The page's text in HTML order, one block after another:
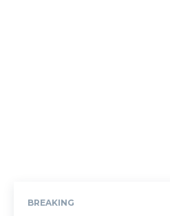
BREAKING